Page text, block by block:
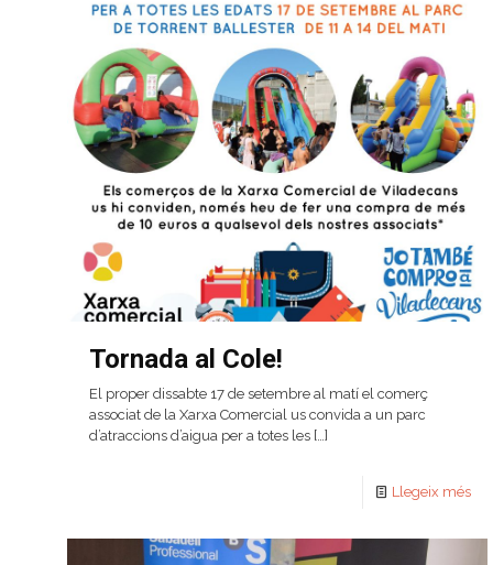
Tornada al Cole!
El proper dissabte 17 de setembre al matí el comerç
associat de la Xarxa Comercial us convida a un parc
d’atraccions d’aigua per a totes les […]
Llegeix més